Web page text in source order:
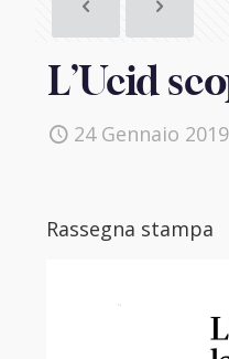
L’Ucid
24 Gennaio 2019
Rassegna stampa